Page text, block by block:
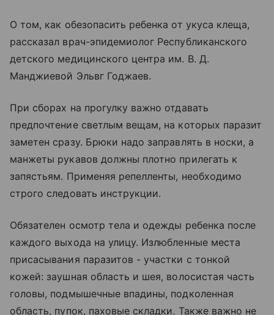
О том, как обезопасить ребенка от укуса клеща,
рассказал врач-эпидемиолог Республиканского
детского медицинского центра им. В. Д.
Манджиевой Эльвг Годжаев.
При сборах на прогулку важно отдавать
предпочтение светлым вещам, на которых паразит
заметен сразу. Брюки надо заправлять в носки, а
манжеты рукавов должны плотно прилегать к
запястьям. Применяя репелленты, необходимо
строго следовать инструкции.
Обязателен осмотр тела и одежды ребенка после
каждого выхода на улицу. Излюбленные места
присасывания паразитов - участки с тонкой
кожей: заушная область и шея, волосистая часть
головы, подмышечные впадины, подколенная
область, пупок, паховые складки. Также важно не